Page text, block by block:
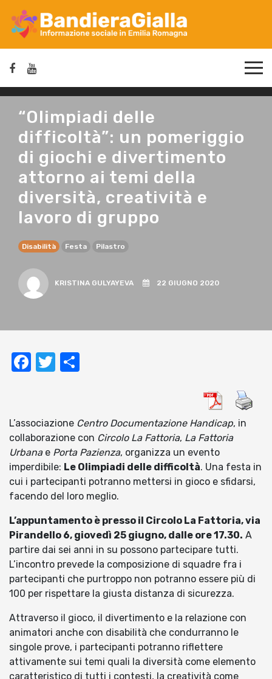
“Olimpiadi delle
difficoltà”: un pomeriggio
di giochi e divertimento
attorno ai temi della
diversità, creatività e
lavoro di gruppo
Disabilità Festa Pilastro
KRISTINA GULYAYEVA 22 GIUGNO 2020
Facebook
Twitter
L’associazione Centro Documentazione Handicap, in
collaborazione con Circolo La Fattoria, La Fattoria
Urbanae Porta Pazienza, organizza un evento
imperdibile: Le Olimpiadi delle difficoltà. Una festa in
cui i partecipanti potranno mettersi in gioco e sfidarsi,
facendo del loro meglio.
L’appuntamento è presso il Circolo La Fattoria, via
Pirandello 6, giovedì 25 giugno, dalle ore 17.30. A
partire dai sei anni in su possono partecipare tutti.
L’incontro prevede la composizione di squadre fra i
partecipanti che purtroppo non potranno essere più di
100 per rispettare la giusta distanza di sicurezza.
Attraverso il gioco, il divertimento e la relazione con
animatori anche con disabilità che condurranno le
singole prove, i partecipanti potranno riflettere
attivamente sui temi quali la diversità come elemento
caratteristico di tutti i contesti, la creatività come